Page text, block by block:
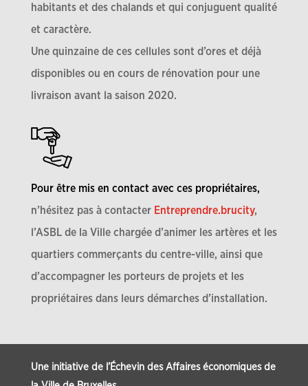
habitants et des chalands et qui conjuguent qualité
et caractère.
Une quinzaine de ces cellules sont d’ores et déjà
disponibles ou en cours de rénovation pour une
livraison avant la saison 2020.
Pour être mis en contact avec ces propriétaires,
n’hésitez pas à contacter Entreprendre.brucity,
l’ASBL de la Ville chargée d’animer les artères et les
quartiers commerçants du centre-ville, ainsi que
d’accompagner les porteurs de projets et les
propriétaires dans leurs démarches d’installation.
Une initiative de l’Échevin des Affaires économiques de